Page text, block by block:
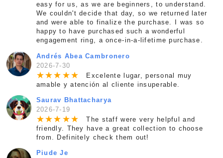
easy for us, as we are beginners, to understand.
We couldn't decide that day, so we returned later
and were able to finalize the purchase. I was so
happy to have purchased such a wonderful
engagement ring, a once-in-a-lifetime purchase.
Andrés Abea Cambronero
2026-7-30
★★★ ★★
Excelente lugar, personal muy
amable y atención al cliente insuperable.
Saurav Bhattacharya
2026-7-19
★★★ ★★
The staff were very helpful and
friendly. They have a great collection to choose
from. Definitely check them out!
Piude Je